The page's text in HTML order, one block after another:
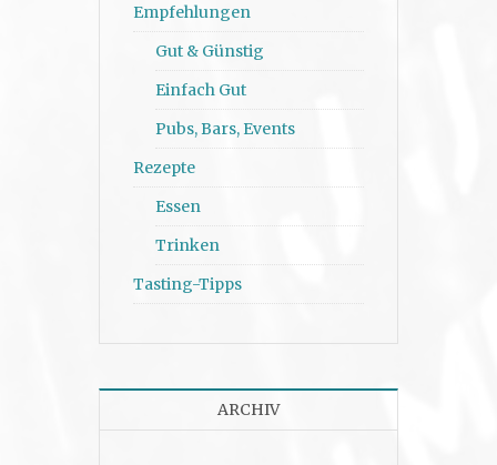
Empfehlungen
Gut & Günstig
Einfach Gut
Pubs, Bars, Events
Rezepte
Essen
Trinken
Tasting-Tipps
ARCHIV